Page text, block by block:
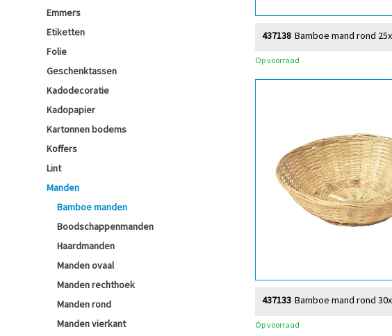
Emmers
Etiketten
Folie
Geschenktassen
Kadodecoratie
Kadopapier
Kartonnen bodems
Koffers
Lint
Manden
Bamboe manden
Boodschappenmanden
Haardmanden
Manden ovaal
Manden rechthoek
Manden rond
Manden vierkant
Bamboe mand rond
437138
Op voorraad
Bamboe mand rond
437133
Op voorraad